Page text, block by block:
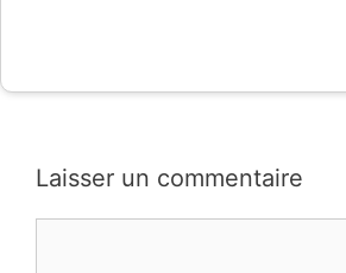
Laisser un commentaire